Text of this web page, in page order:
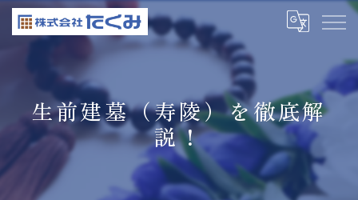
生前建墓（寿陵）を徹底解
説！